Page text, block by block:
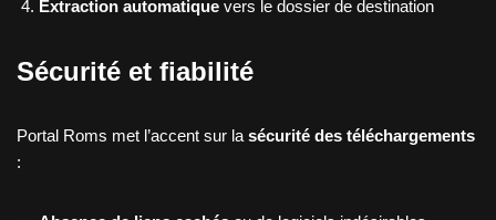
Extraction automatique vers le dossier de destination
Sécurité et fiabilité
Portal Roms met l’accent sur la sécurité des téléchargements
: